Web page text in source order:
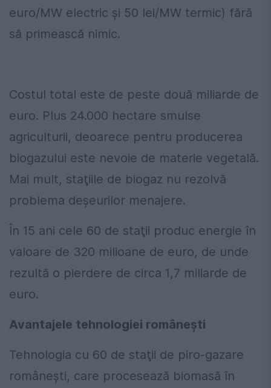
euro/MW electric şi 50 lei/MW termic) fără
să primească nimic.
Costul total este de peste două miliarde de
euro. Plus 24.000 hectare smulse
agriculturii, deoarece pentru producerea
biogazului este nevoie de materie vegetală.
Mai mult, staţiile de biogaz nu rezolvă
problema deşeurilor menajere.
În 15 ani cele 60 de staţii produc energie în
valoare de 320 milioane de euro, de unde
rezultă o pierdere de circa 1,7 miliarde de
euro.
Avantajele tehnologiei româneşti
Tehnologia cu 60 de staţii de piro-gazare
româneşti, care procesează biomasă în